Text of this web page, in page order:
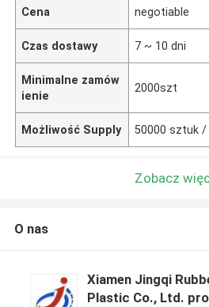
Cena negotiable
Czas dostawy 7 ~ 10 dni
Minimalne zamów
ienie
2000szt
Możliwość Supply 50000 sztuk /
Zobacz
O nas
Xiamen Jingqi
Plastic Co., Ltd.